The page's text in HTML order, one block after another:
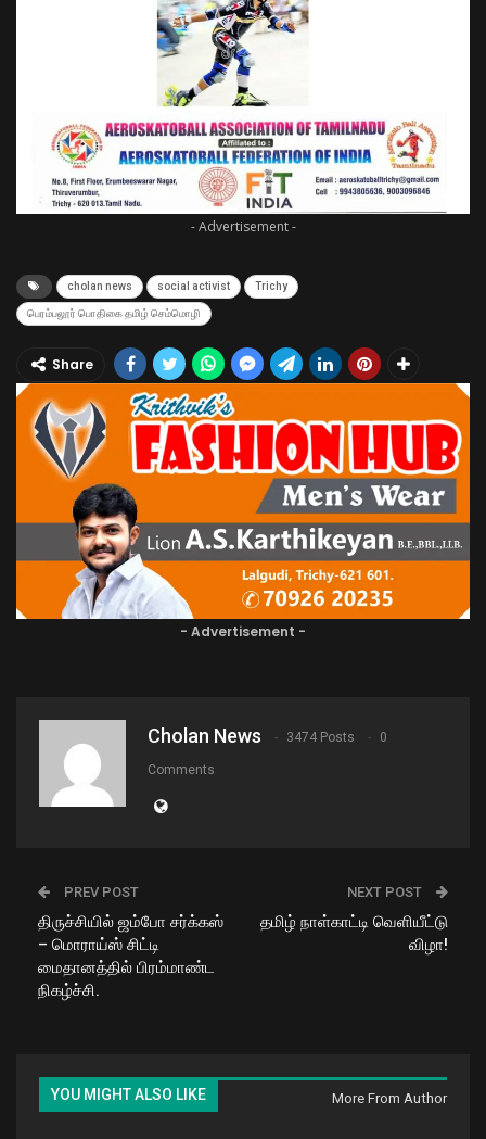
- Advertisement -
cholan news social activist Trichy
பெரம்பலூர் பொதிகை தமிழ் செம்மொழி
Share
- Advertisement -
Cholan News 3474 Posts 0
Comments
PREV POST
திருச்சியில் ஜம்போ சர்க்கஸ்
– மொராய்ஸ் சிட்டி
மைதானத்தில் பிரம்மாண்ட
நிகழ்ச்சி.
NEXT POST
தமிழ் நாள்காட்டி வெளியீட்டு
விழா!
YOU MIGHT ALSO LIKE More From Author